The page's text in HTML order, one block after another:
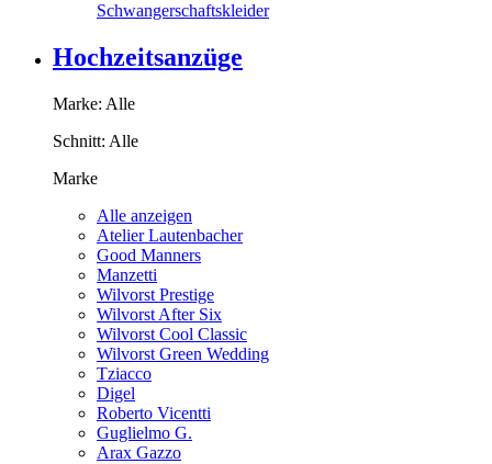
Schwangerschaftskleider
Hochzeitsanzüge
Marke: Alle
Schnitt: Alle
Marke
Alle anzeigen
Atelier Lautenbacher
Good Manners
Manzetti
Wilvorst Prestige
Wilvorst After Six
Wilvorst Cool Classic
Wilvorst Green Wedding
Tziacco
Digel
Roberto Vicentti
Guglielmo G.
Arax Gazzo